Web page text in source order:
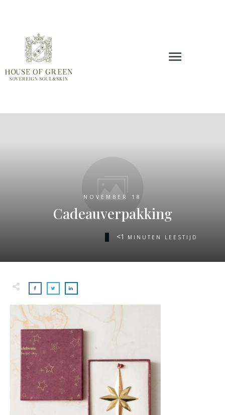
NOVEMBER 18
Cadeauverpakking
<1 MINUTEN LEESTIJD